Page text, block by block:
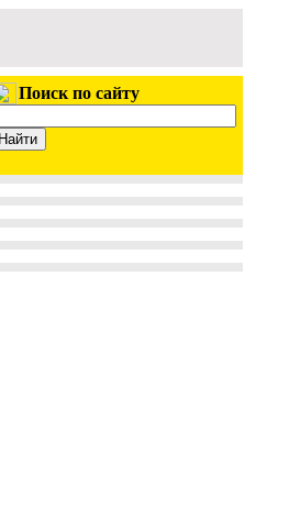
Поиск по сайту